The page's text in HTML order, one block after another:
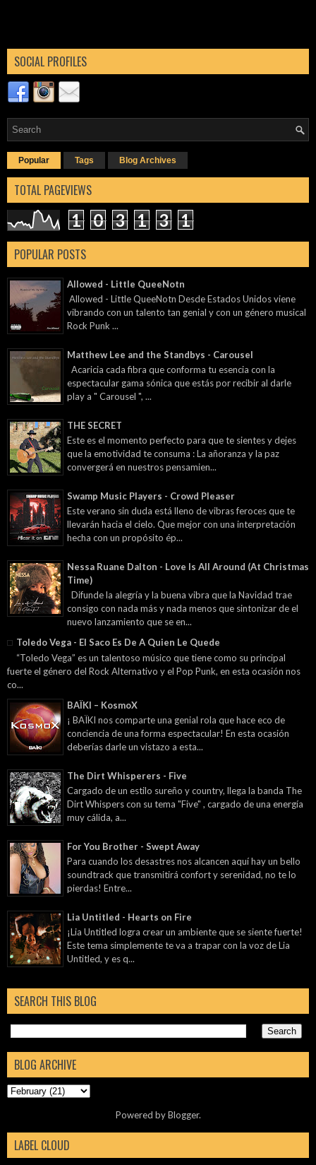
SOCIAL PROFILES
Popular Tags Blog Archives
TOTAL PAGEVIEWS
1 0 3 1 3 1
POPULAR POSTS
Allowed - Little QueeNotn
Allowed - Little QueeNotn Desde Estados Unidos viene
vibrando con un talento tan genial y con un género musical
Rock Punk ...
Matthew Lee and the Standbys - Carousel
Acaricia cada fibra que conforma tu esencia con la
espectacular gama sónica que estás por recibir al darle
play a " Carousel ", ...
THE SECRET
Este es el momento perfecto para que te sientes y dejes
que la emotividad te consuma : La añoranza y la paz
convergerá en nuestros pensamien...
Swamp Music Players - Crowd Pleaser
Este verano sin duda está lleno de vibras feroces que te
llevarán hacia el cielo. Que mejor con una interpretación
hecha con un propósito ép...
Nessa Ruane Dalton - Love Is All Around (At Christmas
Time)
Difunde la alegría y la buena vibra que la Navidad trae
consigo con nada más y nada menos que sintonizar de el
nuevo lanzamiento que se en...
Toledo Vega - El Saco Es De A Quien Le Quede
“Toledo Vega” es un talentoso músico que tiene como su principal
fuerte el género del Rock Alternativo y el Pop Punk, en esta ocasión nos
co...
BAÏKI – KosmoX
¡ BAÏKI nos comparte una genial rola que hace eco de
conciencia de una forma espectacular! En esta ocasión
deberías darle un vistazo a esta...
The Dirt Whisperers - Five
Cargado de un estilo sureño y country, llega la banda The
Dirt Whispers con su tema "Five" , cargado de una energía
muy cálida, a...
For You Brother - Swept Away
Para cuando los desastres nos alcancen aquí hay un bello
soundtrack que transmitirá confort y serenidad, no te lo
pierdas! Entre...
Lia Untitled - Hearts on Fire
¡Lia Untitled logra crear un ambiente que se siente fuerte!
Este tema simplemente te va a trapar con la voz de Lia
Untitled, y es q...
SEARCH THIS BLOG
BLOG ARCHIVE
Powered byBlogger.
LABEL CLOUD